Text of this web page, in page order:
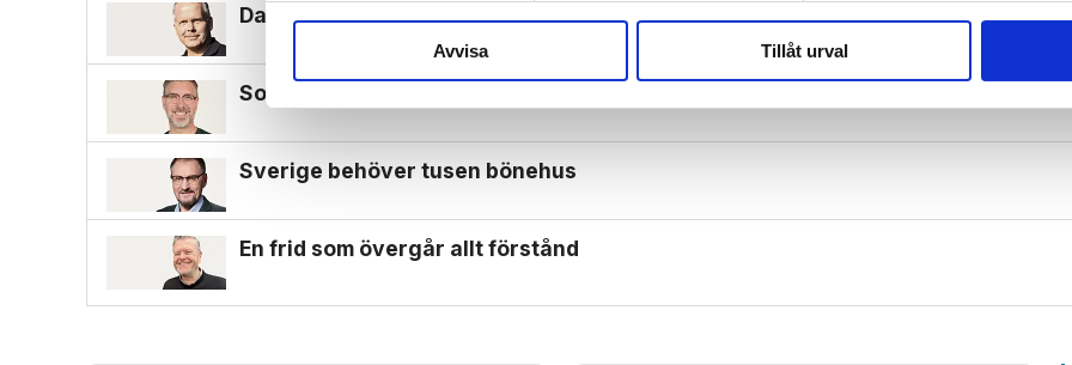
Avvisa Tillåt urval
Dags att byta opposition
Sommaren – en tid att lyssna in Guds röst
Sverige behöver tusen bönehus
En frid som övergår allt förstånd